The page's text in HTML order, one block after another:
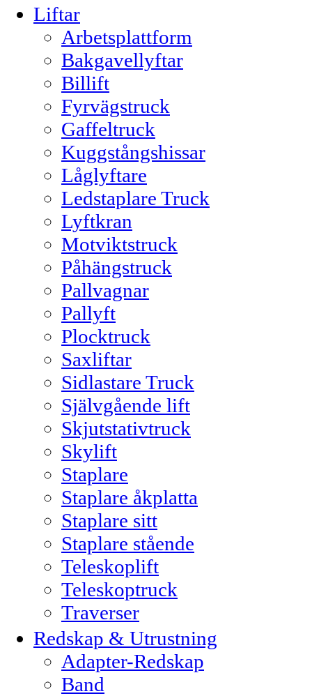
Liftar
Arbetsplattform
Bakgavellyftar
Billift
Fyrvägstruck
Gaffeltruck
Kuggstångshissar
Låglyftare
Ledstaplare Truck
Lyftkran
Motviktstruck
Påhängstruck
Pallvagnar
Pallyft
Plocktruck
Saxliftar
Sidlastare Truck
Självgående lift
Skjutstativtruck
Skylift
Staplare
Staplare åkplatta
Staplare sitt
Staplare stående
Teleskoplift
Teleskoptruck
Traverser
Redskap & Utrustning
Adapter-Redskap
Band